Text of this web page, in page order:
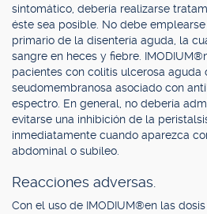
sintomático, debería realizarse
éste sea posible. No debe
primario de la disentería aguda, la
sangre en heces y fiebre.
pacientes con colitis ulcerosa aguda
seudomembranosa asociado con
espectro. En general, no debería
evitarse una inhibición de la
inmediatamente cuando aparezca
abdominal o subíleo.
Reacciones adversas.
Con el uso de IMODIUM®en las